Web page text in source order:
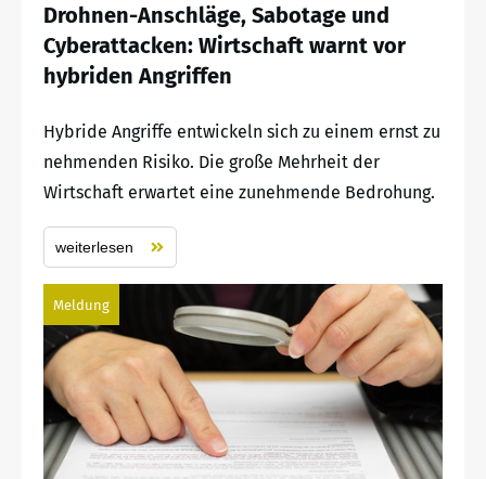
Drohnen-Anschläge, Sabotage und
Cyberattacken: Wirtschaft warnt vor
hybriden Angriffen
Hybride Angriffe entwickeln sich zu einem ernst zu
nehmenden Risiko. Die große Mehrheit der
Wirtschaft erwartet eine zunehmende Bedrohung.
weiterlesen
Meldung